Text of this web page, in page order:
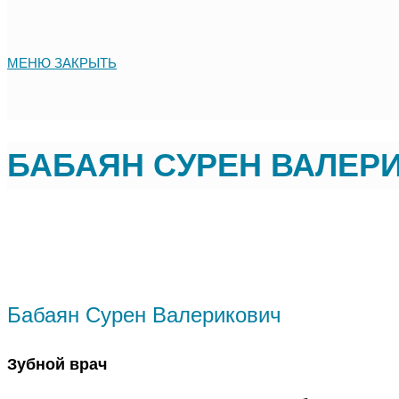
МЕНЮ ЗАКРЫТЬ
БАБАЯН СУРЕН
Бабаян Сурен Валерикович
Зубной врач